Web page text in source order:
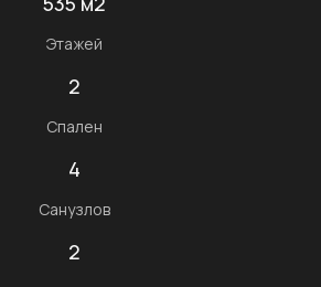
Этажей
2
Спален
4
Санузлов
2